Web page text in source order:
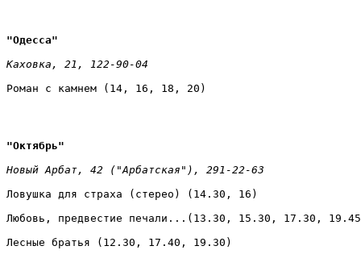
"Одесса"
Каховка, 21, 122-90-04
Роман с камнем (14, 16, 18, 20)
"Октябрь"
Новый Арбат, 42 ("Арбатская"), 291-22-63
Ловушка для страха (стерео) (14.30, 16)
Любовь, предвестие печали...(13.30, 15.30, 17.30,
Лесные братья (12.30, 17.40, 19.30)